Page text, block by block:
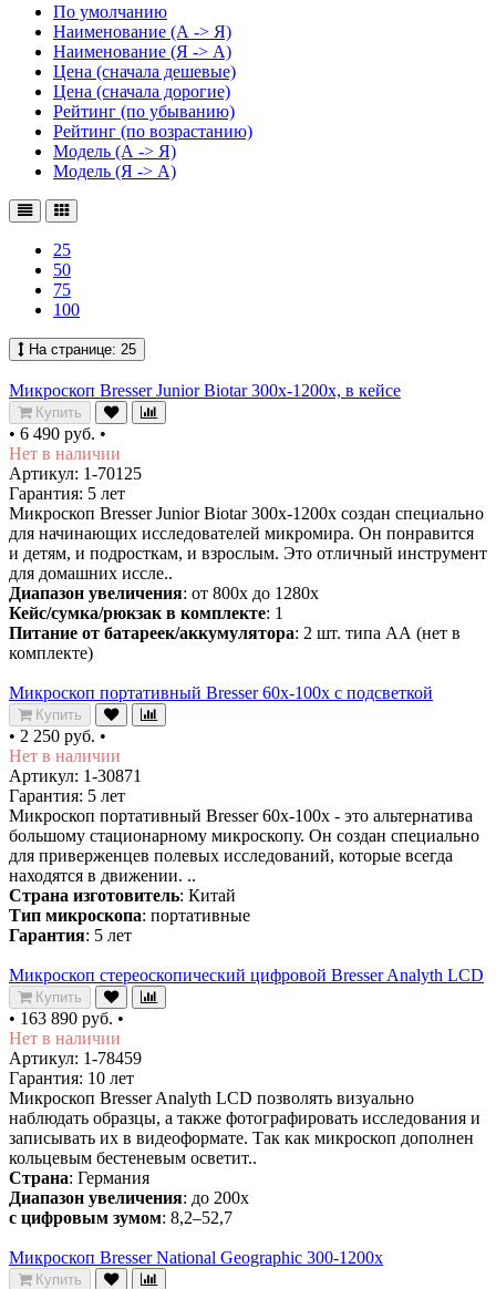
По умолчанию
Наименование (А -> Я)
Наименование (Я -> А)
Цена (сначала дешевые)
Цена (сначала дорогие)
Рейтинг (по убыванию)
Рейтинг (по возрастанию)
Модель (А -> Я)
Модель (Я -> А)
25
50
75
100
На странице: 25
Микроскоп Bresser Junior Biotar 300x-1200x, в кейсе
Купить
• 6 490 руб. •
Нет в наличии
Артикул: 1-70125
Гарантия: 5 лет
Микроскоп Bresser Junior Biotar 300x-1200x создан специально
для начинающих исследователей микромира. Он понравится
и детям, и подросткам, и взрослым. Это отличный инструмент
для домашних иссле..
Диапазон увеличения: от 800х до 1280х
Кейс/сумка/рюкзак в комплекте: 1
Питание от батареек/аккумулятора: 2 шт. типа АА (нет в
комплекте)
Микроскоп портативный Bresser 60x-100x с подсветкой
Купить
• 2 250 руб. •
Нет в наличии
Артикул: 1-30871
Гарантия: 5 лет
Микроскоп портативный Bresser 60x-100x - это альтернатива
большому стационарному микроскопу. Он создан специально
для приверженцев полевых исследований, которые всегда
находятся в движении. ..
Страна изготовитель: Китай
Тип микроскопа: портативные
Гарантия: 5 лет
Микроскоп стереоскопический цифровой Bresser Analyth LCD
Купить
• 163 890 руб. •
Нет в наличии
Артикул: 1-78459
Гарантия: 10 лет
Микроскоп Bresser Analyth LCD позволять визуально
наблюдать образцы, а также фотографировать исследования и
записывать их в видеоформате. Так как микроскоп дополнен
кольцевым бестеневым осветит..
Страна: Германия
Диапазон увеличения: до 200х
с цифровым зумом: 8,2–52,7
Микроскоп Bresser National Geographic 300-1200x
Купить